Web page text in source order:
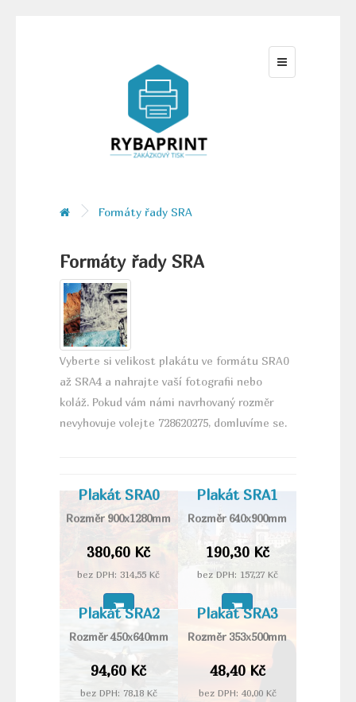
Formáty řady SRA
Formáty řady SRA
Vyberte si velikost plakátu ve formátu SRA0
až SRA4 a nahrajte vaší fotografii nebo
koláž. Pokud vám námi navrhovanýrozměr
nevyhovuje volejte 728620275, domluvíme se.
Plakát SRA0
Rozměr 900x1280mm
380,60 Kč
bez DPH: 314,55 Kč
Plakát SRA1
Rozměr 640x900mm
190,30 Kč
bez DPH: 157,27 Kč
Plakát SRA2
Rozměr 450x640mm
94,60 Kč
bez DPH: 78,18 Kč
Plakát SRA3
Rozměr 353x500mm
48,40 Kč
bez DPH: 40,00 Kč